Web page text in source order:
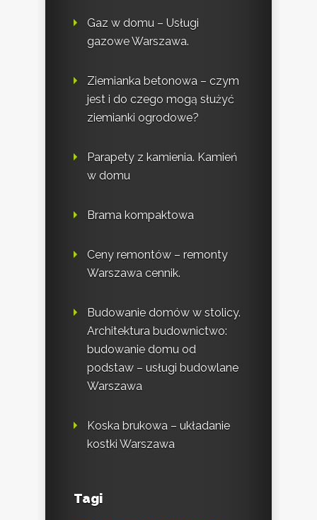
Gaz w domu – Usługi
gazowe Warszawa.
Ziemianka betonowa – czym
jest i do czego mogą służyć
ziemianki ogrodowe?
Parapety z kamienia. Kamień
w domu
Brama kompaktowa
Ceny remontów – remonty
Warszawa cennik.
Budowanie domów w stolicy.
Architektura budownictwo:
budowanie domu od
podstaw – usługi budowlane
Warszawa
Koska brukowa – układanie
kostki Warszawa
Tagi